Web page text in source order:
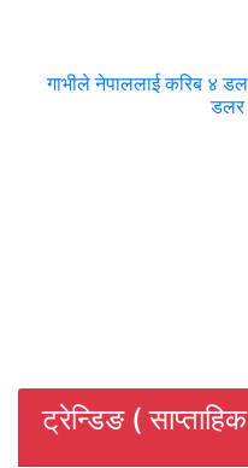
गाभीले नेपाललाई करिब ४
डलर
ट्रेन्डिङ (